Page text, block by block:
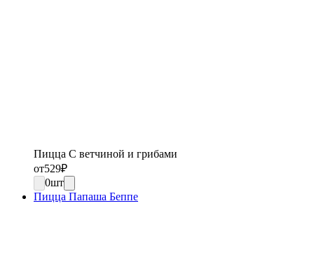
Пицца С ветчиной и грибами
от529₽
0шт
Пицца Папаша Беппе